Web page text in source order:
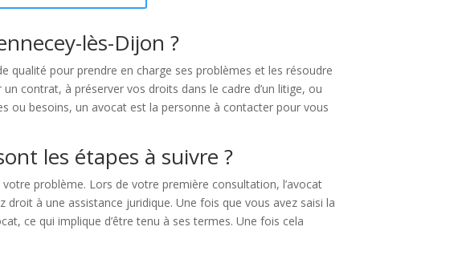
lès-Dijon ?
qualité pour prendre en charge ses problèmes et les résoudre
contrat, à préserver vos droits dans le cadre d’un litige, ou
ou besoins, un avocat est la personne à contacter pour vous
les étapes à suivre ?
problème. Lors de votre première consultation, l’avocat
à une assistance juridique. Une fois que vous avez saisi la
ce qui implique d’être tenu à ses termes. Une fois cela